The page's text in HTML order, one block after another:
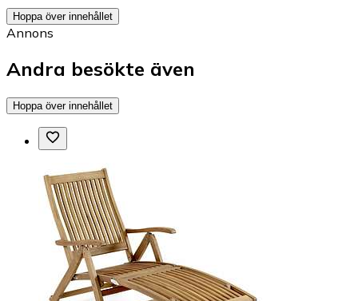
Hoppa över innehållet
Annons
Andra besökte även
Hoppa över innehållet